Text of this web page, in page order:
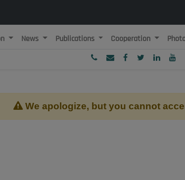
République Algérienne Démocratique et
News Publications Cooperation
We apologize, but you cannot